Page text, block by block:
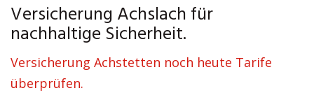
Versicherung Achslach für
nachhaltige Sicherheit.
Versicherung Achstetten noch heute Tarife
überprüfen.